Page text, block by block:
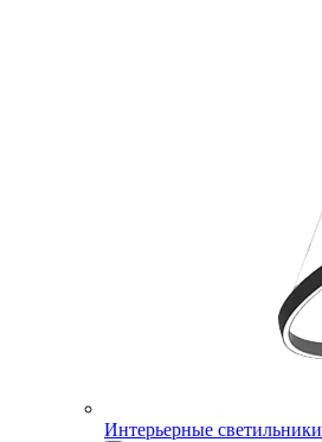
Интерьерные светильники